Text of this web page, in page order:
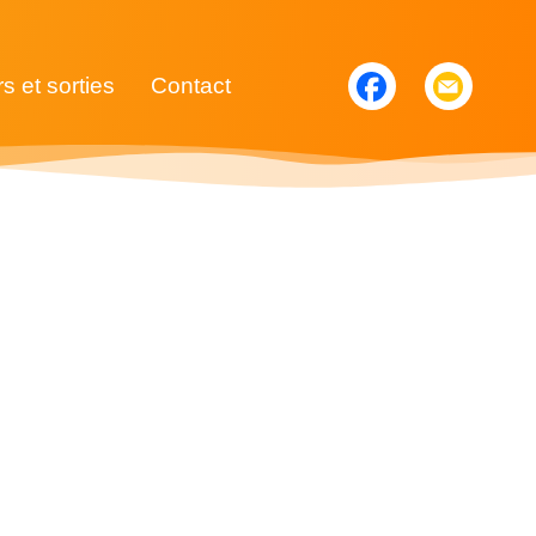
et sorties Contact